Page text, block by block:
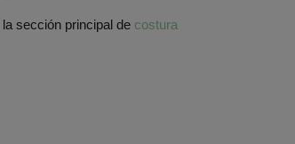
sección principal decostura